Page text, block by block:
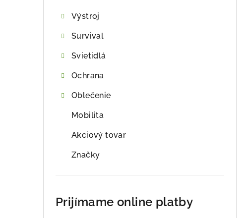
Výstroj
Survival
Svietidlá
Ochrana
Oblečenie
Mobilita
Akciový tovar
Značky
Prijímame online platby